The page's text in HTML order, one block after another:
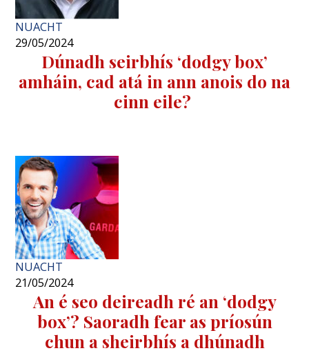
NUACHT
29/05/2024
Dúnadh seirbhís ‘dodgy box’
amháin, cad atá in ann anois do na
cinn eile?
NUACHT
21/05/2024
An é seo deireadh ré an ‘dodgy
box’? Saoradh fear as príosún
chun a sheirbhís a dhúnadh